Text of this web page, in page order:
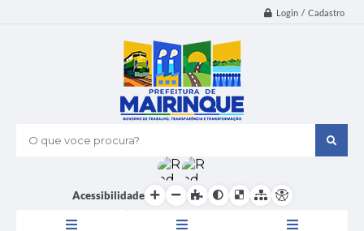
Login / Cadastro
O que voce procura?
Acessibilidade